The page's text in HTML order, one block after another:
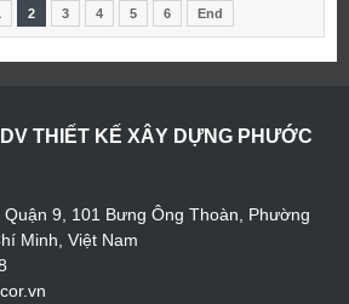
2 3 4 5 6 End
THIẾT KẾ XÂY DỰNG PHƯỚC
9, 101 Bưng Ông Thoàn, Phường
Minh, Việt Nam